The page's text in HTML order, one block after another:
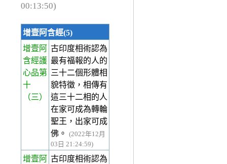
00:13:50)
增壹阿含經(5)
增壹阿
含經護
心品第
十
（三）
古印度相術認為
最有福報的人的
三十二個形體相
貌特徵，相傳有
這三十二相的人
在家可成為轉輪
聖王，出家可成
佛。
(2022年12月
03日 21:24:59)
增壹阿 古印度相術認為